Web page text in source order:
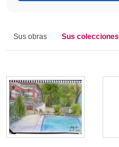
Sus obras Sus colecciones